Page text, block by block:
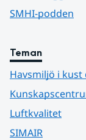
SMHI-podden
Teman
Havsmiljö i kust
Luftkvalitet
SIMAIR